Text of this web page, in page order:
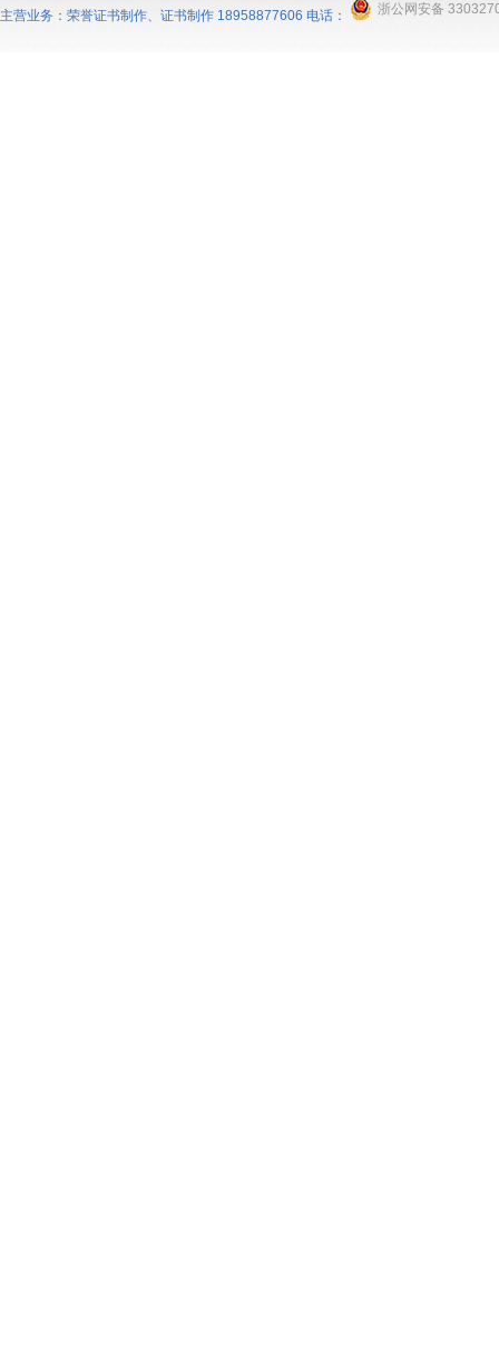
主营业务： 荣誉证书制作、 证书制作 18958877606 电话： 浙公网安备